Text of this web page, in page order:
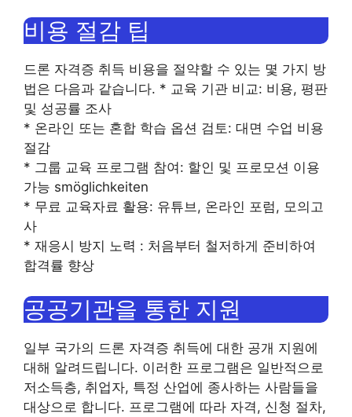
비용 절감 팁
드론 자격증 취득 비용을 절약할 수 있는 몇 가지 방
법은 다음과 같습니다. * 교육 기관 비교: 비용, 평판
및 성공률 조사
* 온라인 또는 혼합 학습 옵션 검토: 대면 수업 비용
절감
* 그룹 교육 프로그램 참여: 할인 및 프로모션 이용
가능 smöglichkeiten
* 무료 교육자료 활용: 유튜브, 온라인 포럼, 모의고
사
* 재응시 방지 노력 : 처음부터 철저하게 준비하여
합격률 향상
공공기관을 통한 지원
일부 국가의 드론 자격증 취득에 대한 공개 지원에
대해 알려드립니다. 이러한 프로그램은 일반적으로
저소득층, 취업자, 특정 산업에 종사하는 사람들을
대상으로 합니다. 프로그램에 따라 자격, 신청 절차,